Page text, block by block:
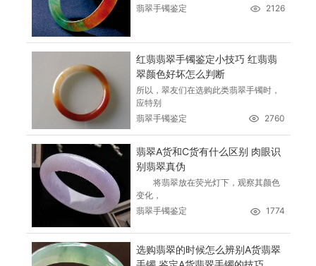
翡翠手镯鉴定
2126
红翡翡翠手镯鉴定小技巧 红翡翡
翠颜色好坏怎么判断
所以，翠友们在选购此类翡翠手镯时，
应特别
翡翠手镯鉴定
2760
翡翠A货和C货有什么区别 肉眼识
别翡翠真伪
将翡翠放在荧光灯下，观察其颜色
变化，
翡翠手镯鉴定
1774
选购翡翠的时候怎么辨别A货翡翠